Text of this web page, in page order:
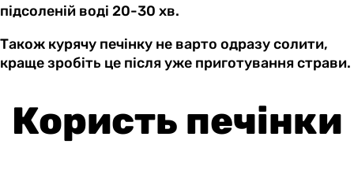
підсоленій воді 20-30 хв.
Також курячу печінку не варто одразу солити,
краще зробіть це після уже приготування страви.
Користь печінки